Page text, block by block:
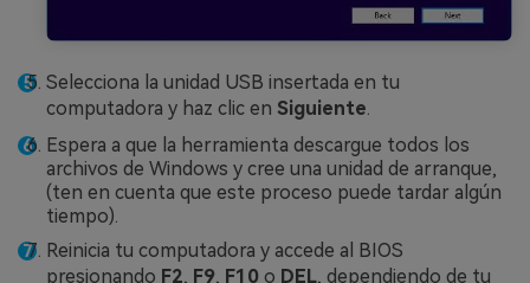
Selecciona la unidad USB insertada en tu
computadora y haz clic en Siguiente.
Espera a que la herramienta descargue todos los
archivos de Windows y cree una unidad de arranque,
(ten en cuenta que este proceso puede tardar algún
tiempo).
Reinicia tu computadora y accede al BIOS
presionando F2, F9, F10 o DEL, dependiendo de tu